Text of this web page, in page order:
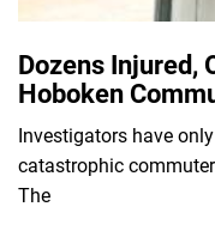
Dozens Injured,
Hoboken
Investigators have
catastrophic
The